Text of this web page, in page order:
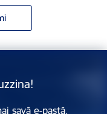
savā e-pastā.